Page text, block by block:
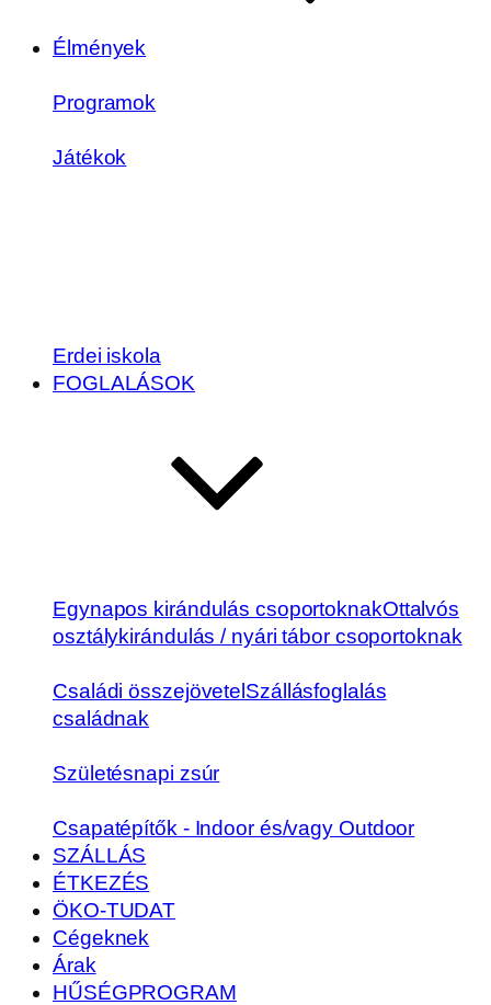
Élmények
Programok
Játékok
Erdei iskola
FOGLALÁSOK
Egynapos kirándulás csoportoknakOttalvós
osztálykirándulás / nyári tábor csoportoknak
Családi összejövetelSzállásfoglalás
családnak
Születésnapi zsúr
Csapatépítők - Indoor és/vagy Outdoor
SZÁLLÁS
ÉTKEZÉS
ÖKO-TUDAT
Cégeknek
Árak
HŰSÉGPROGRAM